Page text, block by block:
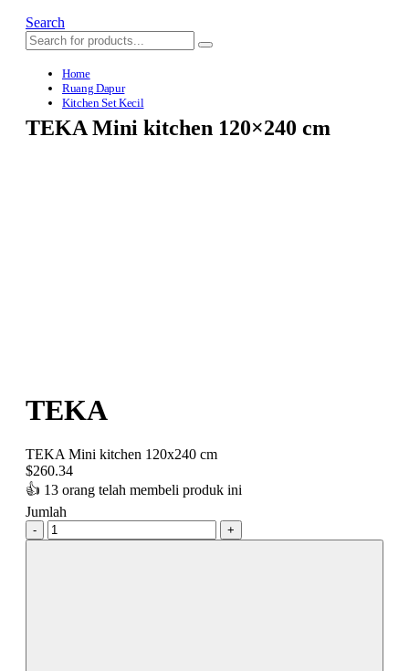
Search
Home
Ruang Dapur
Kitchen Set Kecil
TEKA Mini kitchen 120×240 cm
TEKA
TEKA Mini kitchen 120x240 cm
$260.34
👍 13 orang telah membeli produk ini
Jumlah
- +